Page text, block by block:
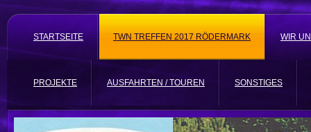
STARTSEITE TWN TREFFEN 2017 RÖDERMARK WIR
PROJEKTE AUSFAHRTEN / TOUREN SONSTIGES